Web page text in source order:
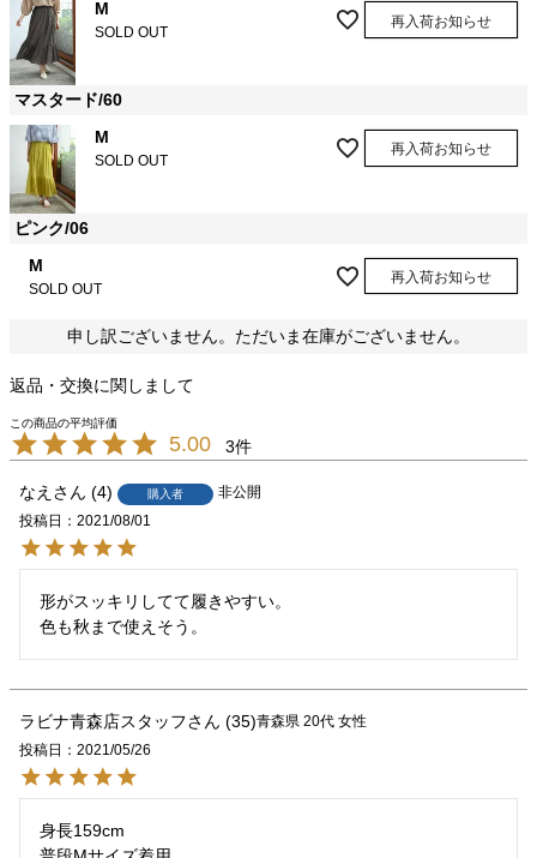
M
SOLD OUT
再入荷お知らせ
マスタード/60
M
SOLD OUT
再入荷お知らせ
ピンク/06
M
SOLD OUT
再入荷お知らせ
申し訳ございません。ただいま在庫がございません。
返品・交換に関しまして
5.00 3
なえ 4 購入者
非公開
投稿日
2021/08/01
形がスッキリしてて履きやすい。
色も秋まで使えそう。
ラビナ青森店スタッフ 35 青森県 20代 女性
投稿日
2021/05/26
身長159cm